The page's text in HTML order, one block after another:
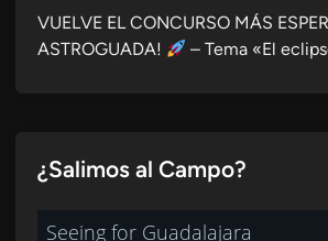
VUELVE EL CONCURSO MÁS
ASTROGUADA!
– Tema «El
¿Salimos al Campo?